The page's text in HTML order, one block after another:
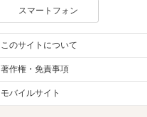
スマートフォン
このサイトについて
著作権・免責事項
モバイルサイト